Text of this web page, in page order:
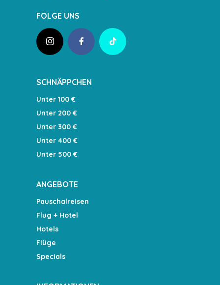
FOLGE UNS
SCHNÄPPCHEN
Unter 100 €
Unter 200 €
Unter 300 €
Unter 400 €
Unter 500 €
ANGEBOTE
Pauschalreisen
Flug + Hotel
Hotels
Flüge
Specials